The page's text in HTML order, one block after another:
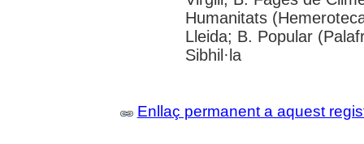
Humanitats
Lleida; B. Popular
Sibhil·la
Enllaç permanent a aquest